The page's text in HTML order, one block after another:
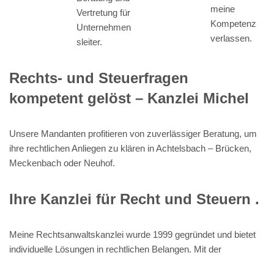
Vertretung für
Unternehmen
sleiter.
meine
Kompetenz
verlassen.
Rechts- und Steuerfragen
kompetent gelöst – Kanzlei Michel
Unsere Mandanten profitieren von zuverlässiger Beratung, um
ihre rechtlichen Anliegen zu klären in Achtelsbach – Brücken,
Meckenbach oder Neuhof.
Ihre Kanzlei für Recht und Steuern .
Meine Rechtsanwaltskanzlei wurde 1999 gegründet und bietet
individuelle Lösungen in rechtlichen Belangen. Mit der